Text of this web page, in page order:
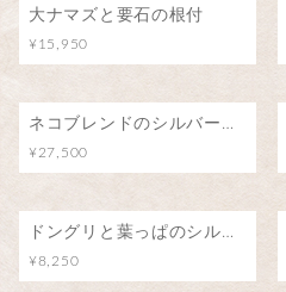
大ナマズと要石の根付
¥15,950
ネコブレンドのシルバーペンダント/魅惑のアロマ
¥27,500
ドングリと葉っぱのシルバーペンダント
¥8,250